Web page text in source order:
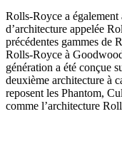
Rolls-Royce a également
d’architecture appelée
précédentes gammes de
Rolls-Royce à
génération a été conçue
deuxième architecture à
reposent les Phantom,
comme l’architecture